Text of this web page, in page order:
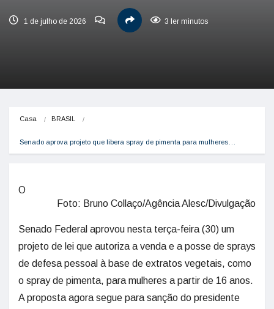
1 de julho de 2026 3 ler minutos
Casa BRASIL
Senado aprova projeto que libera spray de pimenta para mulheres…
Foto: Bruno Collaço/Agência Alesc/Divulgação
O
Senado Federal aprovou nesta terça-feira (30) um
projeto de lei que autoriza a venda e a posse de sprays
de defesa pessoal à base de extratos vegetais, como
o spray de pimenta, para mulheres a partir de 16 anos.
A proposta agora segue para sanção do presidente